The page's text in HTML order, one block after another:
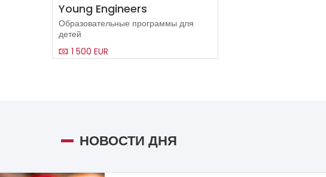
Young Engineers
Образовательные программы для
детей
1 500 EUR
НОВОСТИ ДНЯ